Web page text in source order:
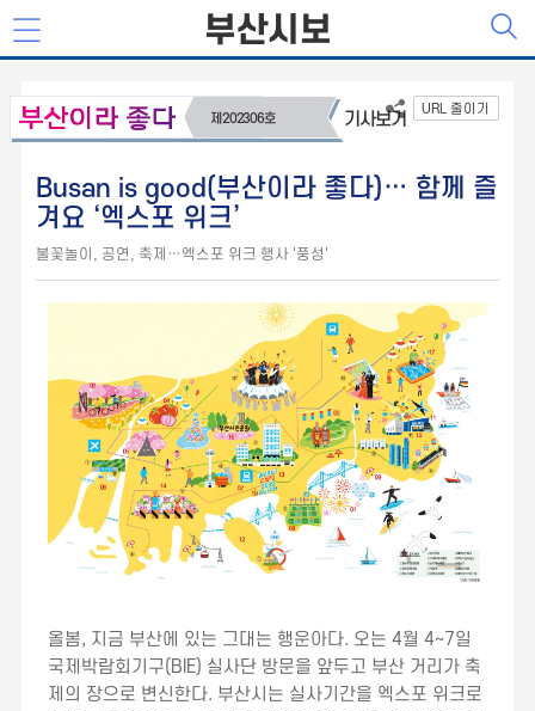
부산시보
URL 줄이기
제202306호 기사보기
Busan is good(부산이라 좋다)… 함께 즐
겨요 ‘엑스포 위크’
불꽃놀이, 공연, 축제…엑스포 위크 행사 '풍성'
올봄, 지금 부산에 있는 그대는 행운아다. 오는 4월 4~7일
국제박람회기구(BIE) 실사단 방문을 앞두고 부산 거리가 축
제의 장으로 변신한다. 부산시는 실사기간을 엑스포 위크로